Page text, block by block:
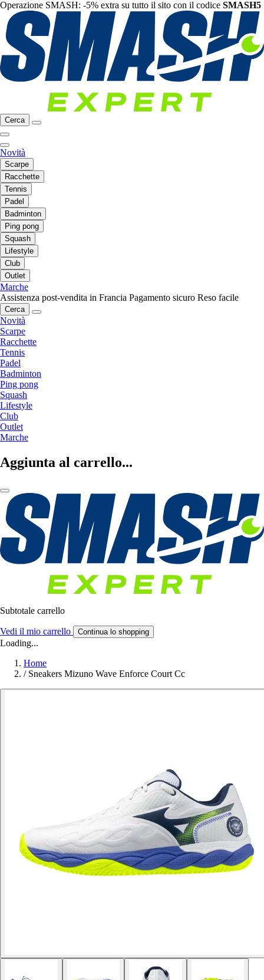
Operazione SMASH: -5% extra su tutto il sito con il codice SMASH5
Cerca
Novità
Scarpe
Racchette
Tennis
Padel
Badminton
Ping pong
Squash
Lifestyle
Club
Outlet
Marche
Assistenza post-vendita in Francia Pagamento sicuro Reso facile
Cerca
Novità
Scarpe
Racchette
Tennis
Padel
Badminton
Ping pong
Squash
Lifestyle
Club
Outlet
Marche
Aggiunta al carrello...
Subtotale carrello
Vedi il mio carrello Continua lo shopping
Loading...
Home
/ Sneakers Mizuno Wave Enforce Court Cc